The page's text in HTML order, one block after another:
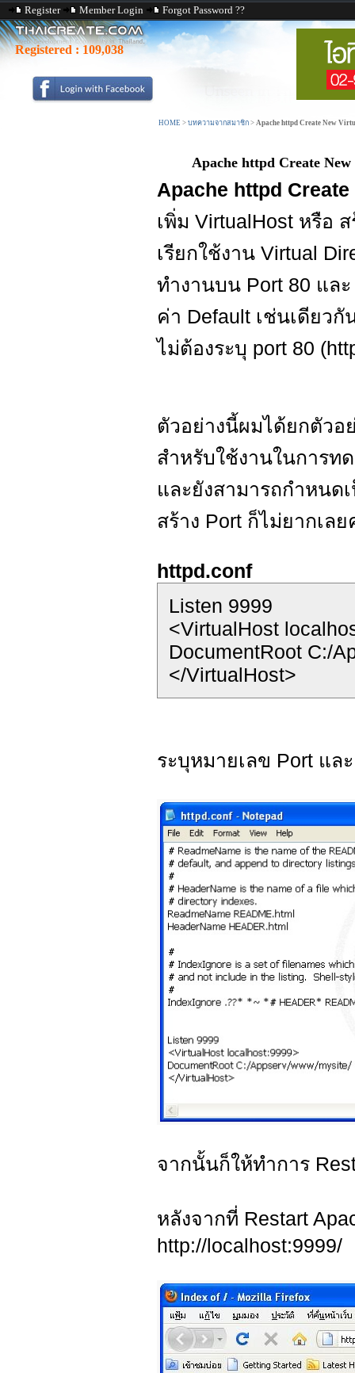
Register Member Login Forgot Password ??
Registered : 109,038
HOME > บทความจากสมาชิก > Apache httpd Create New
Apache httpd Create
Apache httpd
เพิ่ม VirtualHost หรือ
เรียกใช้งาน Virtual
ทำงานบน Port 80 และ
ค่า Default เช่นเดียวกั
ไม่ต้องระบุ port 80
ตัวอย่างนี้ผมได้ยกตัวอ
สำหรับใช้งานในการท
และยังสามารถกำหนด
สร้าง Port ก็ไม่ยากเล
httpd.conf
Listen 9999
<VirtualHost
DocumentRoot C:/
</VirtualHost>
ระบุหมายเลข Port แล
จากนั้นก็ให้ทำการ
หลังจากที่ Restart
http://localhost:9999/